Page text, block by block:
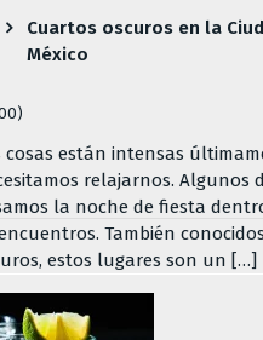
Cuartos oscuros en la
México
cosas están intensas
relajarnos. Algunos
la noche de fiesta
También
estos lugares son un […]